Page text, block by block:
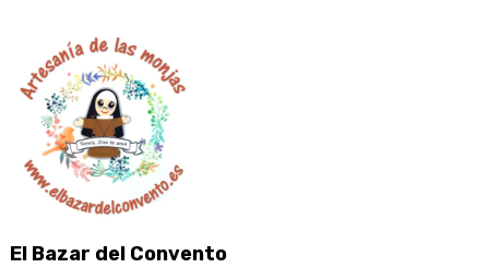
contenido
El Bazar del Convento